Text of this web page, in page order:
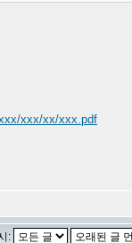
xxx/xx/xxx.pdf
: